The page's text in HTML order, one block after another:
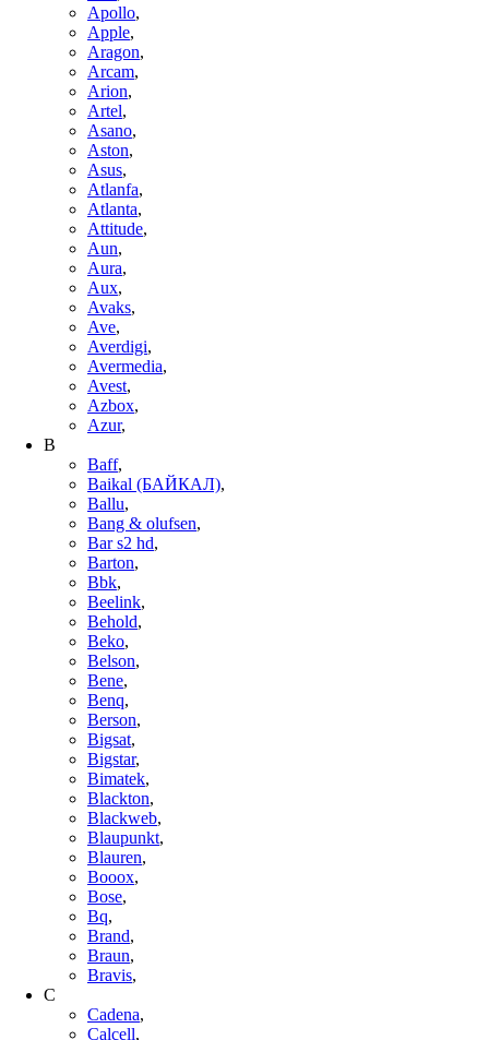
Apollo,
Apple,
Aragon,
Arcam,
Arion,
Artel,
Asano,
Aston,
Asus,
Atlanfa,
Atlanta,
Attitude,
Aun,
Aura,
Aux,
Avaks,
Ave,
Averdigi,
Avermedia,
Avest,
Azbox,
Azur,
B
Baff,
Baikal (БАЙКАЛ),
Ballu,
Bang & olufsen,
Bar s2 hd,
Barton,
Bbk,
Beelink,
Behold,
Beko,
Belson,
Bene,
Benq,
Berson,
Bigsat,
Bigstar,
Bimatek,
Blackton,
Blackweb,
Blaupunkt,
Blauren,
Booox,
Bose,
Bq,
Brand,
Braun,
Bravis,
C
Cadena,
Calcell,